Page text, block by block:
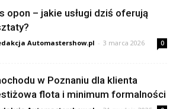
opon – jakie usługi dziś oferują
Automastershow.pl - 3 marca 2026 0
w Poznaniu dla klienta
flota i minimum formalności